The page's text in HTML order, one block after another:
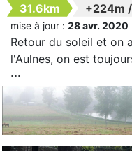
31.6km +224m /
mise à jour : 28 avr. 2020
Retour du soleil et on
l'Aulnes, on est